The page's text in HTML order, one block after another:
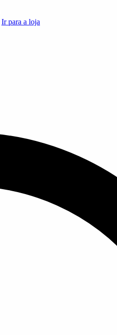
Ir para a loja